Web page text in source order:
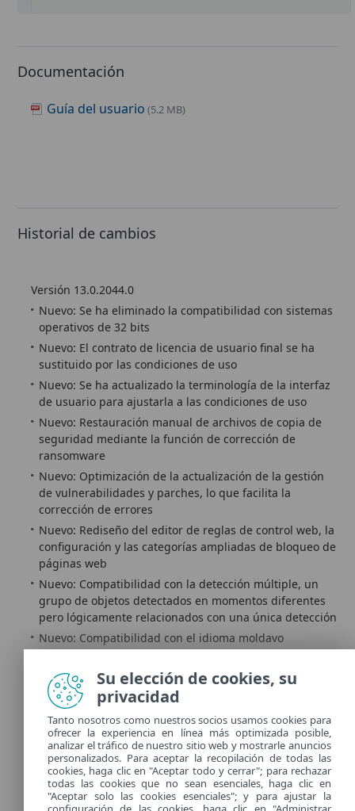
Documentación
Guía del usuario (5.2 MB)
Historial de cambios
Versión 13.0.2044.0
Nuevo: Se ha eliminado la compatibilidad con sistemas
operativos de 32 bits
Nuevo: El contrato de licencia de usuario final se ha
sustituido por las condiciones de uso
Nuevo: Se ha actualizado la terminología de la interfaz
de usuario para ajustarla a las condiciones de uso
Nuevo: Restauración manual de archivos de copia de
seguridad mediante la función de corrección de
ransomware
Nuevo: Optimización de la actualización de la gestión
de vulnerabilidades y parches, lo que facilita la
corrección de errores
Nuevo: Rediseño del editor de reglas de control web, la
configuración y las categorías ampliadas de bloqueo de
páginas web
Nuevo: Compatibilidad con la detección múltiple, un
grupo de objetos detectados en momentos diferentes
pero lógicamente relacionados con una única detección
Nuevo: Compatibilidad con el idioma moldavo
auditoría
Mejorado: Se ha añadido la notificación de resultados
del escaneo manual de correo electrónico
Mejorado: Migración de la instalación «por usuario» a
«por sistema» durante las actualizaciones
Mejorado: Opciones ampliadas para el comportamiento
de aplicación de parches cuando las aplicaciones están
en ejecución en la gestión de vulnerabilidades y
Su elección de cookies, su
privacidad
Tanto nosotros como nuestros socios usamos cookies para
ofrecer la experiencia en línea más optimizada posible,
analizar el tráfico de nuestro sitio web y mostrarle anuncios
personalizados. Para aceptar la recopilación de todas las
cookies, haga clic en "Aceptar todo y cerrar"; para rechazar
todas las cookies que no sean esenciales, haga clic en
"Aceptar solo las cookies esenciales"; y para ajustar la